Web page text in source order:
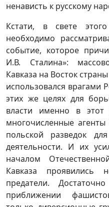
ненависть к русскому
Кстати, в свете
необходимо
событие, которое
И.В. Сталина»:
Кавказа на Восток
использовался врагами
этих же целях для
власти именно в
многочисленные
польской разведок
деятельности. И их
началом
Кавказа
предатели.
приближении